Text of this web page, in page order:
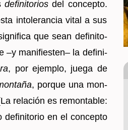
de­fi­ni­to­riosdel con­cep­to.
in­to­le­ran­cia vital a sus
que sean de­fi­ni­to­
–y ma­ni­fies­ten– la de­fi­ni­
, por ejem­plo, juega de
, por­que una mon­
re­la­ción es re­mon­ta­ble:
de­fi­ni­to­rio en el con­cep­to